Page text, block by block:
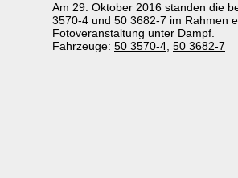
Am 29. Oktober 2016 standen die
3570-4 und 50 3682-7 im Rahmen
Fotoveranstaltung unter Dampf.
Fahrzeuge: 50 3570-4 50 3682-7